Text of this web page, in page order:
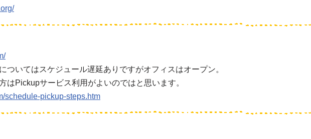
ついてはスケジュール遅延ありですがオフィスはオープン。
はPickupサービス利用がよいのではと思います。
schedule-pickup-steps.htm